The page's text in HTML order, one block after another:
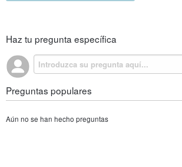
Haz tu pregunta específica
Preguntas populares
Aún no se han hecho preguntas